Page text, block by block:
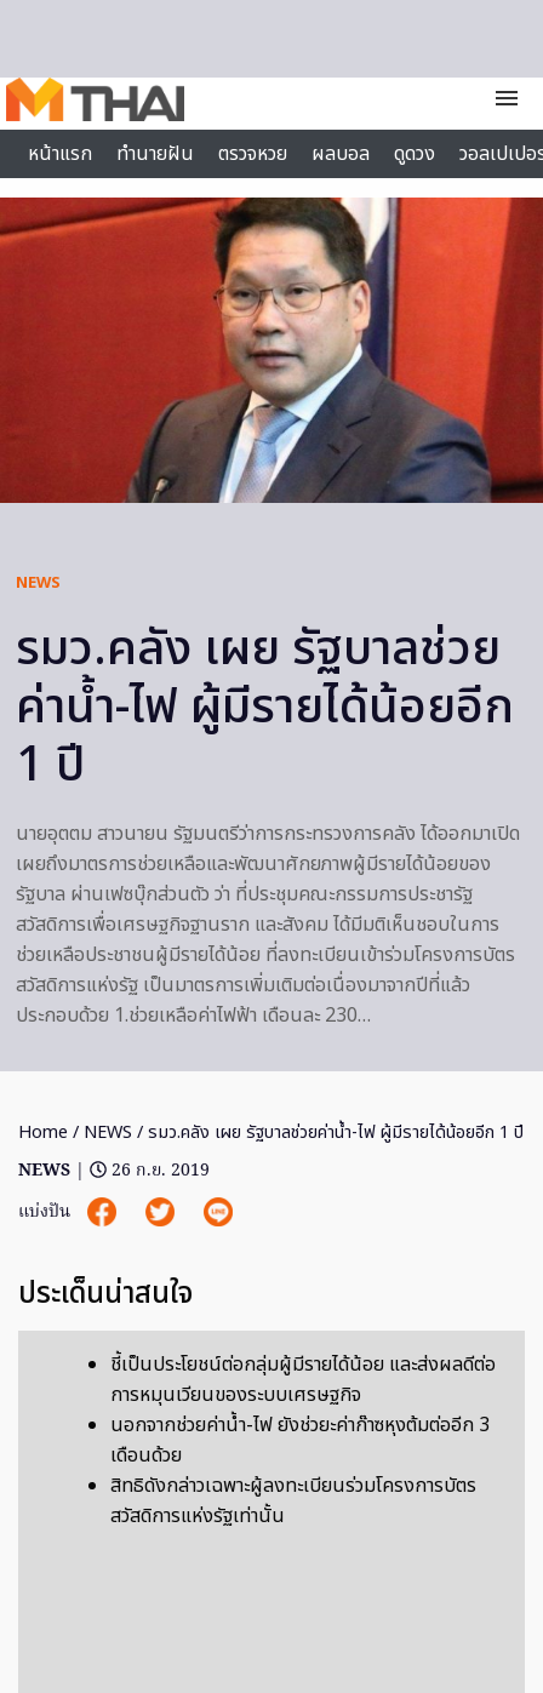
menu
หน้าแรก
ทำนายฝัน ตรวจหวย ผลบอล ดูดวง
วอลเปเป
ไลฟ์สไตล์
NEWS
รมว.คลัง เผย รัฐบาลช่วย
ค่าน้ำ-ไฟ ผู้มีรายได้น้อยอีก
1 ปี
นายอุตตม สาวนายน รัฐมนตรีว่าการกระทรวงการคลัง ได้ออกมาเปิด
เผยถึงมาตรการช่วยเหลือและพัฒนาศักยภาพผู้มีรายได้น้อยของ
รัฐบาล ผ่านเฟซบุ๊กส่วนตัว ว่า ที่ประชุมคณะกรรมการประชารัฐ
สวัสดิการเพื่อเศรษฐกิจฐานราก และสังคม ได้มีมติเห็นชอบในการ
ช่วยเหลือประชาชนผู้มีรายได้น้อย ที่ลงทะเบียนเข้าร่วมโครงการบัตร
สวัสดิการแห่งรัฐ เป็นมาตรการเพิ่มเติมต่อเนื่องมาจากปีที่แล้ว
ประกอบด้วย 1.ช่วยเหลือค่าไฟฟ้า เดือนละ 230…
Home / NEWS / รมว.คลัง เผย รัฐบาลช่วยค่าน้ำ-ไฟ ผู้มีรายได้น้อยอีก 1 ปี
NEWS |
26 ก.ย. 2019
แบ่งปัน
ประเด็นน่าสนใจ
ชี้เป็นประโยชน์ต่อกลุ่มผู้มีรายได้น้อย และส่งผลดีต่อ
การหมุนเวียนของระบบเศรษฐกิจ
นอกจากช่วยค่าน้ำ-ไฟ ยังช่วยะค่าก๊าซหุงต้มต่ออีก 3
เดือนด้วย
สิทธิดังกล่าวเฉพาะผู้ลงทะเบียนร่วมโครงการบัตร
สวัสดิการแห่งรัฐเท่านั้น